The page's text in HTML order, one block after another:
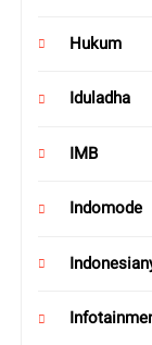
Hukum
Iduladha
IMB
Indomode